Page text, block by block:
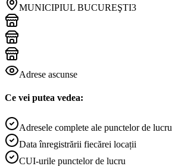
MUNICIPIUL BUCUREŞTI3
Adrese ascunse
Ce vei putea vedea:
Adresele complete ale punctelor de lucru
Data înregistrării fiecărei locații
CUI-urile punctelor de lucru